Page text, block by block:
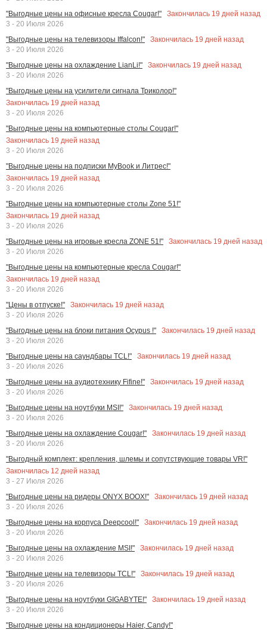
"Выгодные цены на офисные кресла Cougar!"
Закончилась 19 дней назад
3 - 20 Июля 2026
"Выгодные цены на телевизоры Iffalcon!"
Закончилась 19 дней назад
3 - 20 Июля 2026
"Выгодные цены на охлаждение LianLi!"
Закончилась 19 дней назад
3 - 20 Июля 2026
"Выгодные цены на усилители сигнала Триколор!"
Закончилась 19 дней назад
3 - 20 Июля 2026
"Выгодные цены на компьютерные столы Cougar!"
Закончилась 19 дней назад
3 - 20 Июля 2026
"Выгодные цены на подписки MyBook и Литрес!"
Закончилась 19 дней назад
3 - 20 Июля 2026
"Выгодные цены на компьютерные столы Zone 51!"
Закончилась 19 дней назад
3 - 20 Июля 2026
"Выгодные цены на игровые кресла ZONE 51!"
Закончилась 19 дней назад
3 - 20 Июля 2026
"Выгодные цены на компьютерные кресла Cougar!"
Закончилась 19 дней назад
3 - 20 Июля 2026
"Цены в отпуске!"
Закончилась 19 дней назад
3 - 20 Июля 2026
"Выгодные цены на блоки питания Ocypus !"
Закончилась 19 дней назад
3 - 20 Июля 2026
"Выгодные цены на саундбары TCL!"
Закончилась 19 дней назад
3 - 20 Июля 2026
"Выгодные цены на аудиотехнику Fifine!"
Закончилась 19 дней назад
3 - 20 Июля 2026
"Выгодные цены на ноутбуки MSI!"
Закончилась 19 дней назад
3 - 20 Июля 2026
"Выгодные цены на охлаждение Cougar!"
Закончилась 19 дней назад
3 - 20 Июля 2026
"Выгодный комплект: крепления, шлемы и сопутствующие товары VR!"
Закончилась 12 дней назад
3 - 27 Июля 2026
"Выгодные цены на ридеры ONYX BOOX!"
Закончилась 19 дней назад
3 - 20 Июля 2026
"Выгодные цены на корпуса Deepcool!"
Закончилась 19 дней назад
3 - 20 Июля 2026
"Выгодные цены на охлаждение MSI!"
Закончилась 19 дней назад
3 - 20 Июля 2026
"Выгодные цены на телевизоры TCL!"
Закончилась 19 дней назад
3 - 20 Июля 2026
"Выгодные цены на ноутбуки GIGABYTE!"
Закончилась 19 дней назад
3 - 20 Июля 2026
"Выгодные цены на кондиционеры Haier, Candy!"